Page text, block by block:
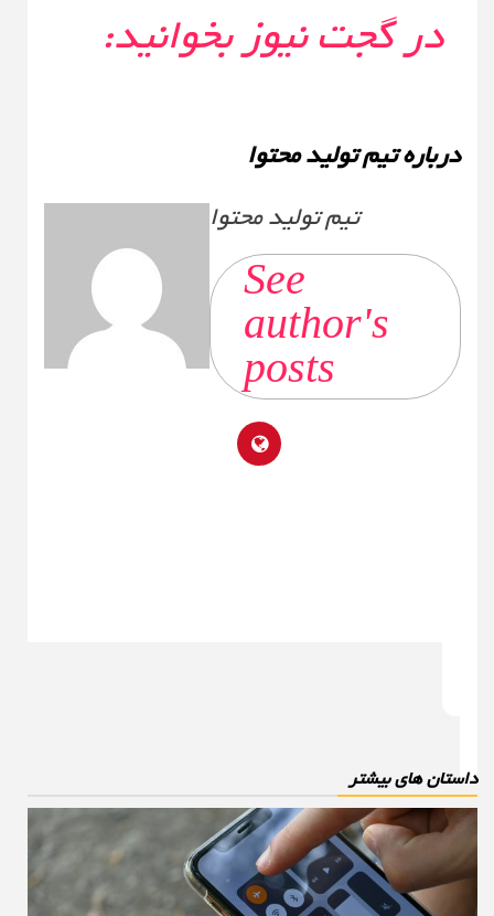
در گجت نیوز بخوانید:
درباره تیم تولید محتوا
تیم تولید محتوا
See
author's
posts
های بیشتر